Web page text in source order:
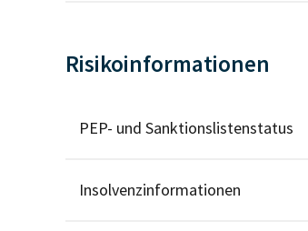
Risikoinformationen
PEP- und Sanktionslistenstatus
Insolvenzinformationen